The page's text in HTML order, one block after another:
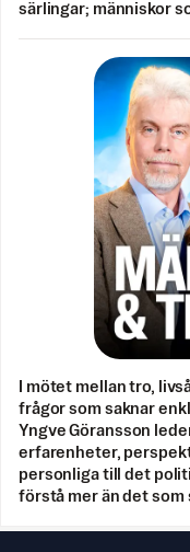
särlingar; människor
I mötet mellan tro,
frågor som saknar
Yngve Göransson
erfarenheter,
personliga till det
förstå mer än det som